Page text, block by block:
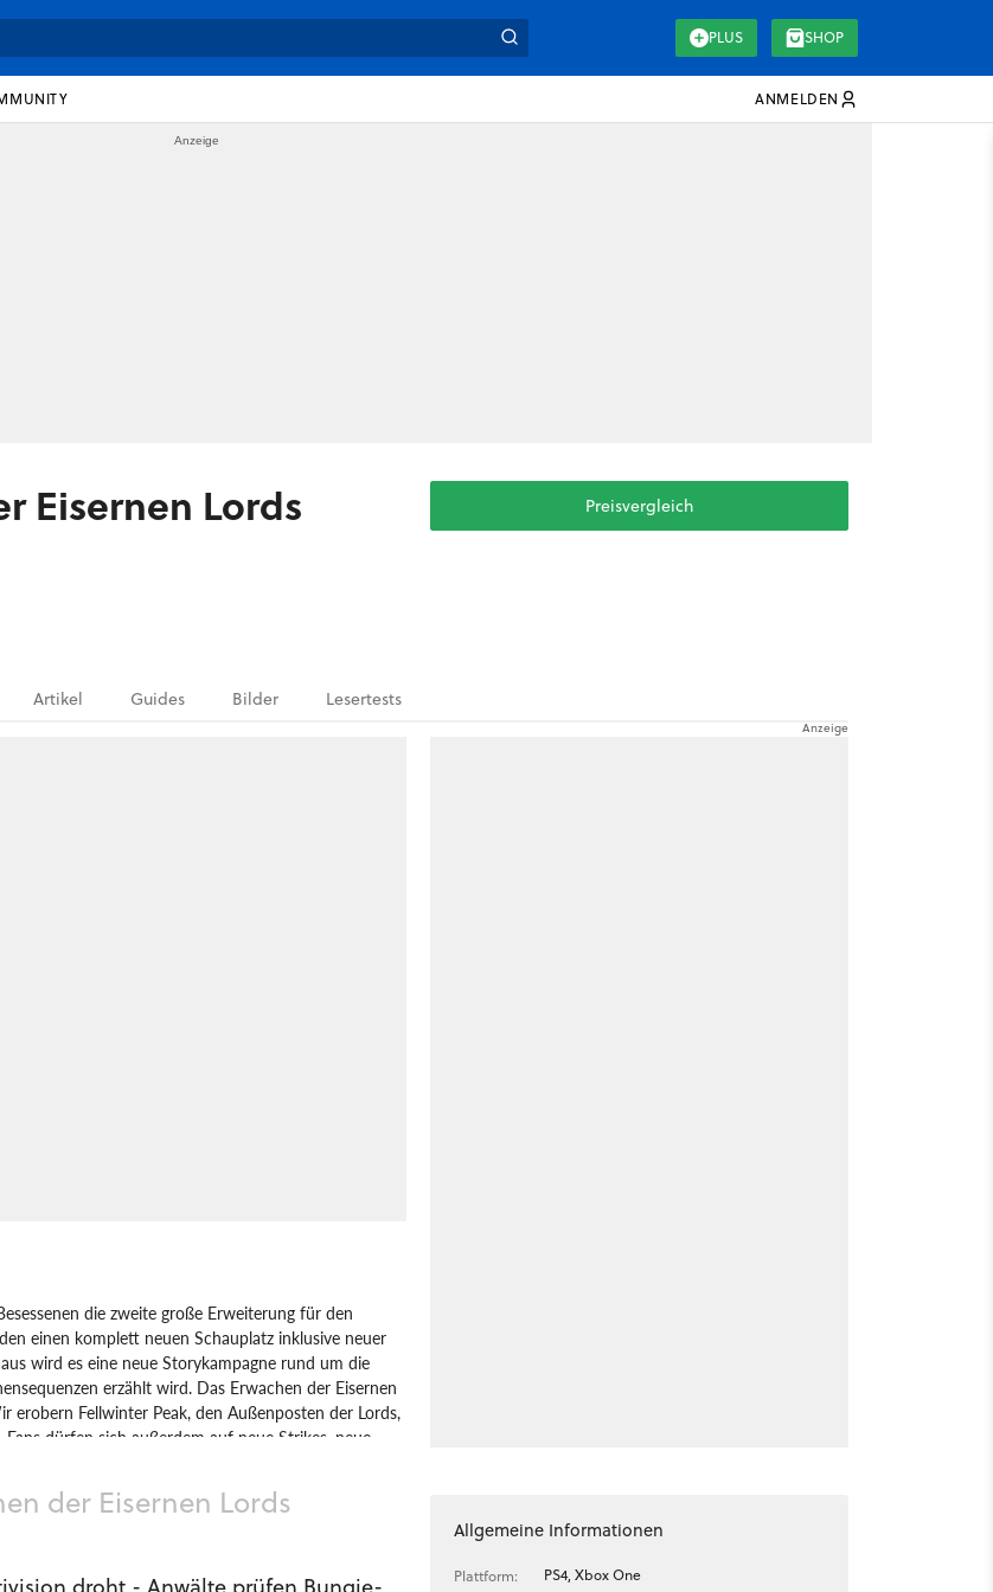
PLUS SHOP
ANMELDEN
Eisernen Lords Preisvergleich
Artikel Guides Bilder Lesertests
die zweite große Erweiterung für den
einen komplett neuen Schauplatz inklusive neuer
wird es eine neue Storykampagne rund um die
erzählt wird. Das Erwachen der Eisernen
Fellwinter Peak, den Außenposten der Lords,
dürfen sich außerdem auf neue Strikes, neue
Ego-Shooter Activision Blizzard Bungie Studios
der Eisernen Lords
Allgemeine Informationen
Plattform:
PS4, Xbox One